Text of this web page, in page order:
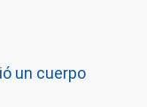
un cuerpo